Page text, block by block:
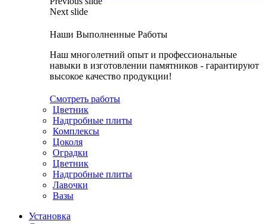
Next slide
Наши Выполненные Работы
Наш многолетний опыт и профессиональные
навыки в изготовлении памятников - гарантируют
высокое качество продукции!
Смотреть работы
Цветник
Надгробные плиты
Комплексы
Цоколя
Оградки
Цветник
Надгробные плиты
Лавочки
Вазы
Установка